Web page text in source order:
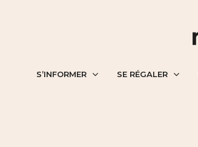
S’INFORMER SE RÉGALER